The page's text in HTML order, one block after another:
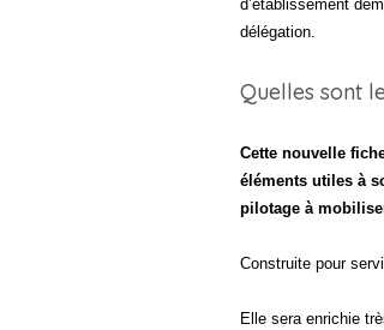
d’établissement
délégation.
Quelles sont
Cette nouvelle
éléments utiles à
pilotage à
Construite pour
Elle sera enrichie